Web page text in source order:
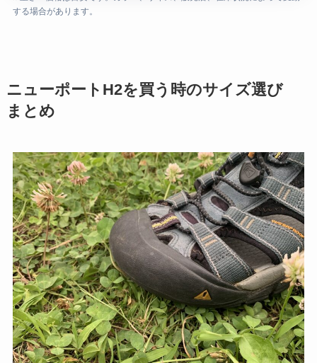
する場合があります。
ニューポートH2を買う時のサイズ選び
まとめ